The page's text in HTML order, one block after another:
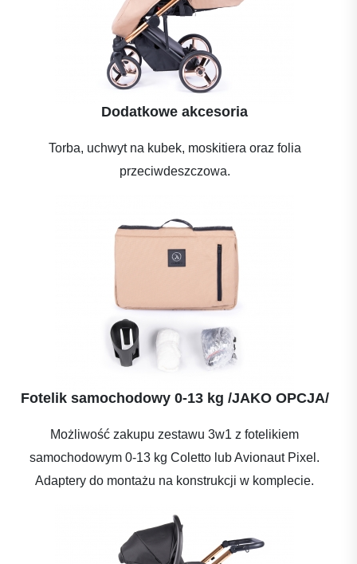
Dodatkowe akcesoria
Torba, uchwyt na kubek, moskitiera oraz folia
przeciwdeszczowa.
Fotelik samochodowy 0-13 kg /JAKO OPCJA/
Możliwość zakupu zestawu 3w1 z fotelikiem
samochodowym 0-13 kg Coletto lub Avionaut Pixel.
Adaptery do montażu na konstrukcji w komplecie.